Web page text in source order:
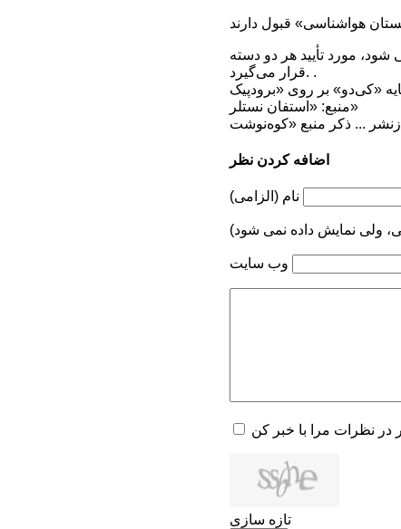
قله منتهی شود، مورد تأیید هر دو دسته
قرار می‌گیرد. .
منبع: «استفان نستلر»
اضافه کردن نظر
نام (الزامی)
ولی نمایش داده نمی شود)
وب سایت
در نظرات مرا با خبر کن
تازه سازی